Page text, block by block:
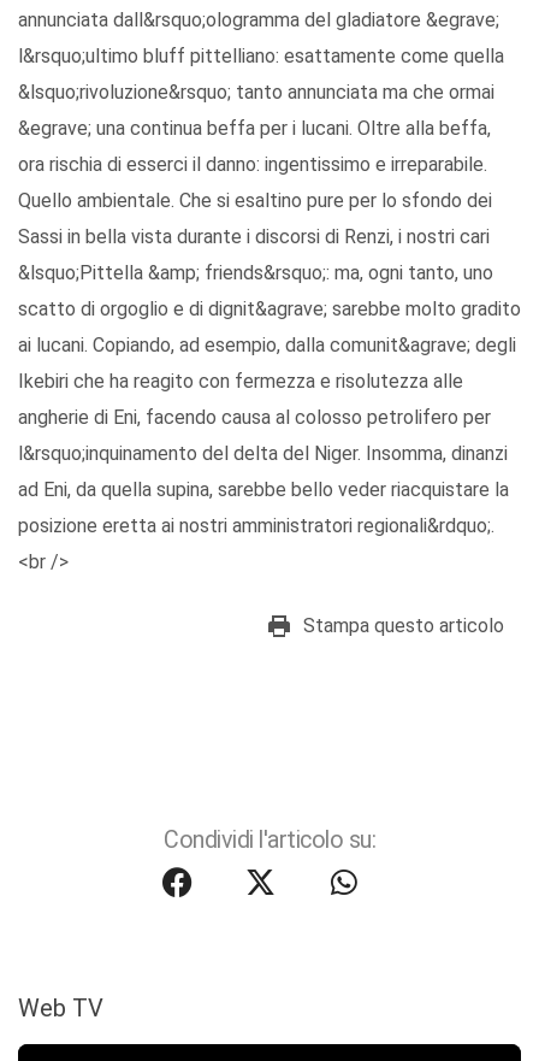
annunciata dall&rsquo;ologramma del gladiatore &egrave;
l&rsquo;ultimo bluff pittelliano: esattamente come quella
&lsquo;rivoluzione&rsquo; tanto annunciata ma che ormai
&egrave; una continua beffa per i lucani. Oltre alla beffa,
ora rischia di esserci il danno: ingentissimo e irreparabile.
Quello ambientale. Che si esaltino pure per lo sfondo dei
Sassi in bella vista durante i discorsi di Renzi, i nostri cari
&lsquo;Pittella &amp; friends&rsquo;: ma, ogni tanto, uno
scatto di orgoglio e di dignit&agrave; sarebbe molto gradito
ai lucani. Copiando, ad esempio, dalla comunit&agrave; degli
Ikebiri che ha reagito con fermezza e risolutezza alle
angherie di Eni, facendo causa al colosso petrolifero per
l&rsquo;inquinamento del delta del Niger. Insomma, dinanzi
ad Eni, da quella supina, sarebbe bello veder riacquistare la
posizione eretta ai nostri amministratori regionali&rdquo;.
<br />
Stampa questo articolo
Condividi l'articolo su:
Web TV